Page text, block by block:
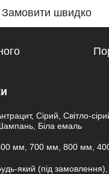
Замовити швидко
Сірий, Світло-
Біла емаль
мм, 700 мм, 800 мм,
який (під